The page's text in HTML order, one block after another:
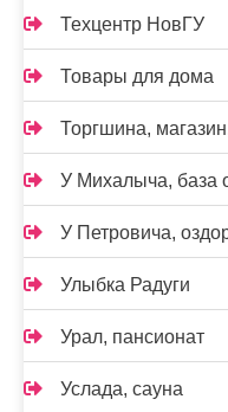
Техцентр НовГУ
Товары для дома
Торгшина,
У Михалыча, база
У Петровича,
Улыбка Радуги
Урал, пансионат
Услада, сауна